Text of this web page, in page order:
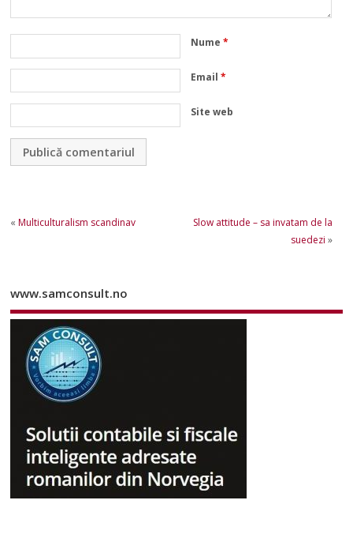
Nume*
Email*
Site web
«Multiculturalism scandinav
Slow attitude – sa invatam de la
suedezi »
www.samconsult.no